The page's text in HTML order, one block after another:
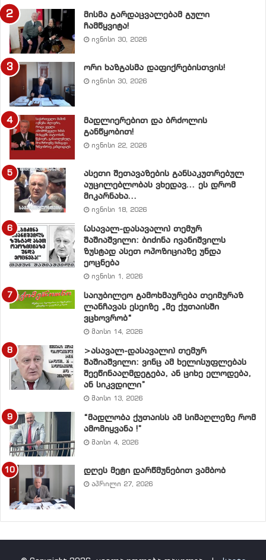
მისმა გარდაცვალებამ გული
ჩამწყვიტა!
ივნისი 30, 2026
ორი ხაზგასმა დაფიქრებისთვის!
ივნისი 30, 2026
მადლიერებით და ბრძოლის
განწყობით!
ივნისი 22, 2026
ასეთი შეთავაზების განსაკუთრებულ
აუცილებლობას ვხედავ… ეს დრომ
მიკარნახა…
ივნისი 18, 2026
(ასავალ-დასავალი) თემურ
შაშიაშვილი: ბიძინა ივანიშვილს
ზუსტად ასეთ ოპოზიციაზე უნდა
ეოცნება
ივნისი 1, 2026
საიუბილეო გამოხმაურება თეიმურაზ
ლანჩავას ესეიზე „მე ქუთაისში
ვცხოვრობ“
მაისი 14, 2026
>ასავალ-დასავალი) თემურ
შაშიაშვილი: ვინც ამ ხელისუფლებას
შეეწინააღმდეგება, ან ციხე ელოდება,
ან სიკვდილი”
მაისი 13, 2026
“მადლობა ქუთაისს ამ სიმაღლეზე რომ
ამომიყვანა !”
მაისი 4, 2026
დღეს მეტი დარწმუნებით ვამბობ
აპრილი 27, 2026